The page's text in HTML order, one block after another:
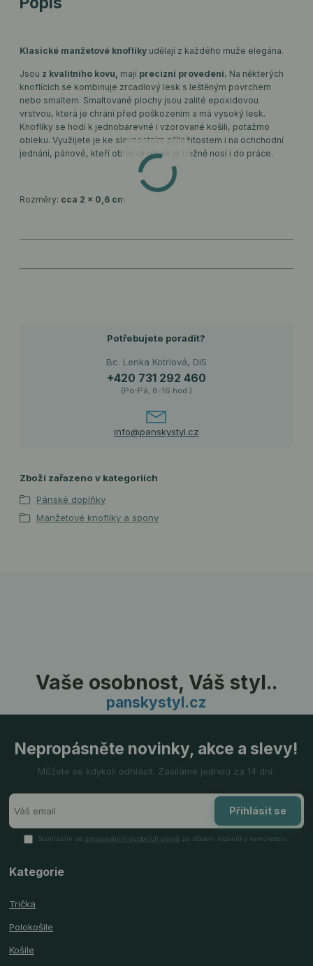
Klasické manžetové knoflíky udělají z každého muže elegána.
Jsou z kvalitního kovu, mají precizní provedení. Na některých
knoflících se kombinuje zrcadlový lesk s leštěným povrchem
nebo smaltem. Smaltované plochy jsou zalité epoxidovou
vrstvou, která je chrání před poškozením a má vysoký lesk.
Knoflíky se hodí k jednobarevné i vzorované košili, potažmo
obleku. Využijete je ke slavnostním příležitostem i na ochchodní
jednání, pánové, kteří oblékají oblek je běžně nosí i do práce.
Rozměry: cca 2 x 0,6 cm
Potřebujete poradit?
Bc. Lenka Kotrlová, DiS
+420 731 292 460
(Po-Pá, 8-16 hod.)
info@panskystyl.cz
Zboží zařazeno v kategoriích
Pánské doplňky
Manžetové knoflíky a spony
Vaše osobnost, Váš styl..
panskystyl.cz
Nepropásněte novinky, akce a slevy!
Můžete se kdykoli odhlásit. Zasíláme jednou za 14 dní.
Přihlásit se
Souhlasím se zpracováním osobních údajů za účelem rozesílky newsletteru.
Kategorie
Trička
Polokošile
Košile